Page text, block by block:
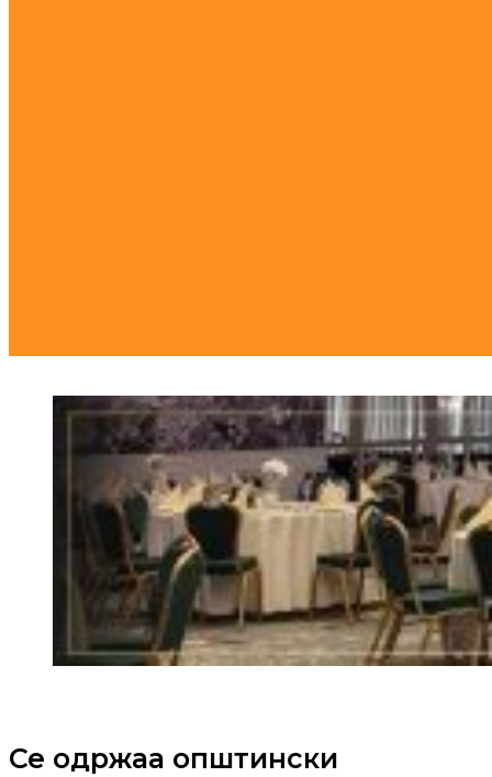
Се одржаа општински